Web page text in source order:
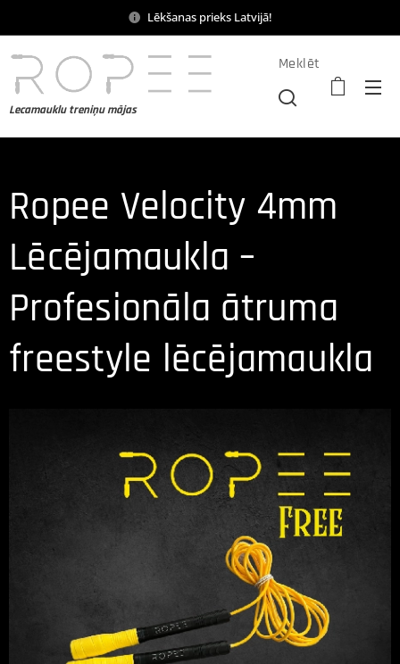
Lēkšanas prieks Latvijā!
Lecamauklu treniņu mājas
Meklēt
Ropee Velocity 4mm
Lēcējamaukla –
Profesionāla ātruma
freestyle lēcējamaukla